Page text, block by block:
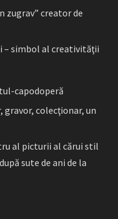
zugrav” creator de
– simbol al creativităţii
capodoperă
gravor, colecţionar, un
al picturii al cărui stil
sute de ani de la